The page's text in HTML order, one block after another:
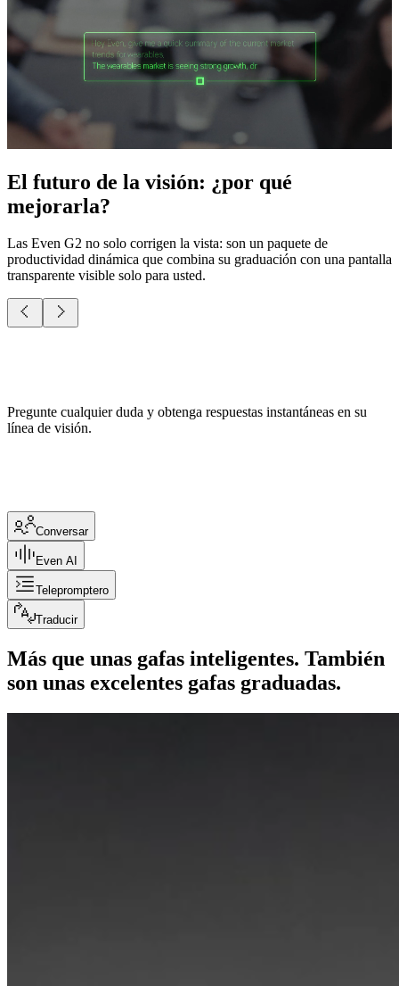
El futuro de la visión: ¿por qué
mejorarla?
Las Even G2 no solo corrigen la vista: son un paquete de
productividad dinámica que combina su graduación con una pantalla
transparente visible solo para usted.
Pregunte cualquier duda y obtenga respuestas instantáneas en su
línea de visión.
Conversar
Even AI
Telepromptero
Traducir
Más que unas gafas inteligentes. También
son unas excelentes gafas graduadas.